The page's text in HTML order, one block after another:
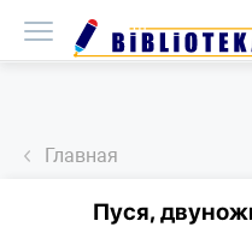
Главная
Пуся,